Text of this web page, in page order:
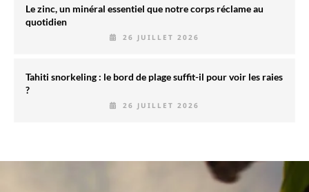
Le zinc, un minéral essentiel que notre corps réclame au
quotidien
26 JUILLET 2026
Tahiti snorkeling : le bord de plage suffit-il pour voir les raies
?
26 JUILLET 2026